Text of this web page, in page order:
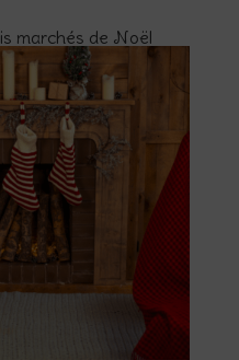
marchés de Noël